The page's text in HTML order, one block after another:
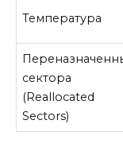
Температура
сектора
(Reallocated
Sectors)